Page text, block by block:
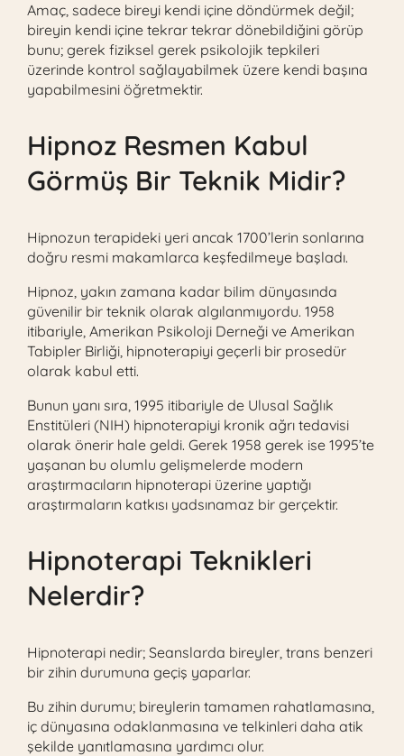
Amaç, sadece bireyi kendi içine döndürmek değil;
bireyin kendi içine tekrar tekrar dönebildiğini görüp
bunu; gerek fiziksel gerek psikolojik tepkileri
üzerinde kontrol sağlayabilmek üzere kendi başına
yapabilmesini öğretmektir.
Hipnoz Resmen Kabul
Görmüş Bir Teknik Midir?
Hipnozun terapideki yeri ancak 1700’lerin sonlarına
doğru resmi makamlarca keşfedilmeye başladı.
Hipnoz, yakın zamana kadar bilim dünyasında
güvenilir bir teknik olarak algılanmıyordu. 1958
itibariyle, Amerikan Psikoloji Derneği ve Amerikan
Tabipler Birliği, hipnoterapiyi geçerli bir prosedür
olarak kabul etti.
Bunun yanı sıra, 1995 itibariyle de Ulusal Sağlık
Enstitüleri (NIH) hipnoterapiyi kronik ağrı tedavisi
olarak önerir hale geldi. Gerek 1958 gerek ise 1995’te
yaşanan bu olumlu gelişmelerde modern
araştırmacıların hipnoterapi üzerine yaptığı
araştırmaların katkısı yadsınamaz bir gerçektir.
Hipnoterapi Teknikleri
Nelerdir?
Hipnoterapi nedir; Seanslarda bireyler, trans benzeri
bir zihin durumuna geçiş yaparlar.
Bu zihin durumu; bireylerin tamamen rahatlamasına,
iç dünyasına odaklanmasına ve telkinleri daha atik
şekilde yanıtlamasına yardımcı olur.